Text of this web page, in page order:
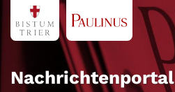
Zum Inhalt springen
Nachrichtenportal